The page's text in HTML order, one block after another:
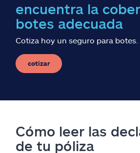
encuentra la
botes adecuada
Cotiza hoy un seguro para botes.
cotizar
Cómo leer las
de tu póliza